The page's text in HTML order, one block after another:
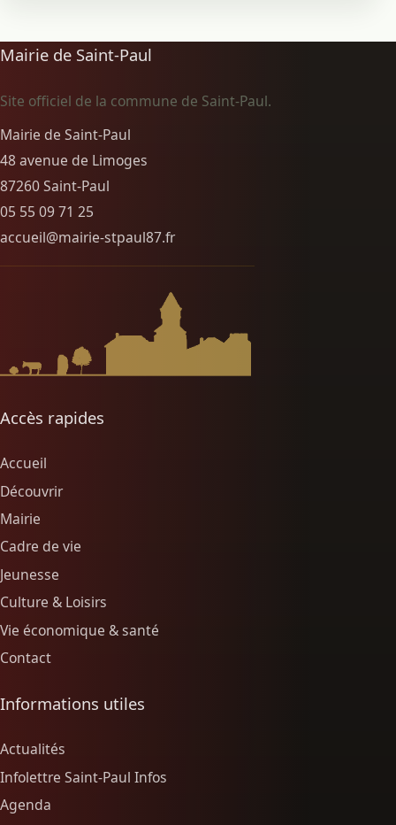
Mairie de Saint-Paul
Site officiel de la commune de Saint-Paul.
Mairie de Saint-Paul
48 avenue de Limoges
87260 Saint-Paul
05 55 09 71 25
accueil@mairie-stpaul87.fr
Accès rapides
Accueil
Découvrir
Mairie
Cadre de vie
Jeunesse
Culture & Loisirs
Vie économique & santé
Contact
Informations utiles
Actualités
Infolettre Saint-Paul Infos
Agenda